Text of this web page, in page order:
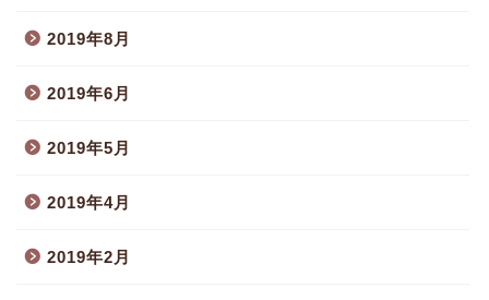
2019年8月
2019年6月
2019年5月
2019年4月
2019年2月